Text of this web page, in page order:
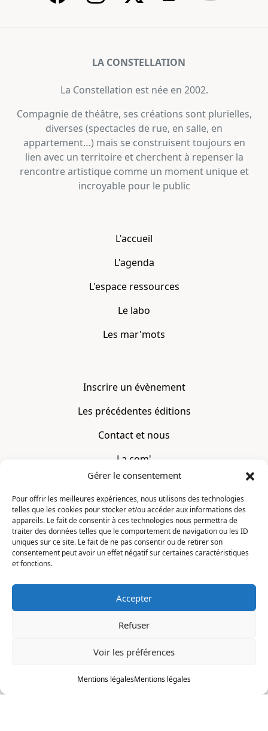
Gérer le consentement
Pour offrir les meilleures expériences, nous utilisons des technologies
telles que les cookies pour stocker et/ou accéder aux informations des
appareils. Le fait de consentir à ces technologies nous permettra de
traiter des données telles que le comportement de navigation ou les ID
uniques sur ce site. Le fait de ne pas consentir ou de retirer son
consentement peut avoir un effet négatif sur certaines caractéristiques
et fonctions.
Accepter
Refuser
Voir les préférences
Mentions légalesMentions légales
LA CONSTELLATION
La Constellation est née en 2002.
Compagnie de théâtre, ses créations sont plurielles,
diverses (spectacles de rue, en salle, en
appartement…) mais se construisent toujours en
lien avec un territoire et cherchent à repenser la
rencontre artistique comme un moment unique et
incroyable pour le public
L'accueil
L'agenda
L'espace ressources
Le labo
Les mar'mots
Inscrire un évènement
Les précédentes éditions
Contact et nous
La com'
Mentions légales
CONTACT
La Constellation
7 chemin du Clotay
contact@motsditsmotslus.com
Je lis, je m'inscris